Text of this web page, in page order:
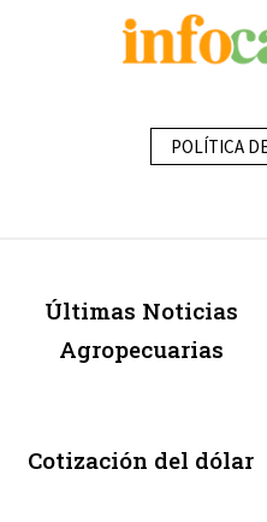
POLÍTICA
Últimas Noticias
Agropecuarias
Cotización del dólar